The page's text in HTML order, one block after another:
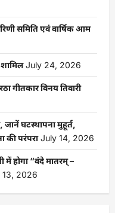
समिति एवं वार्षिक आम
शामिल July 24, 2026
गीतकार विनय तिवारी
घटस्थापना मुहूर्त,
की परंपरा July 14, 2026
में होगा “वंदे मातरम् –
13, 2026